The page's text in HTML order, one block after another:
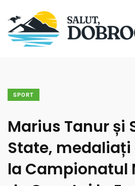
SPORT
Marius Tanur și
State,
la Campionatul